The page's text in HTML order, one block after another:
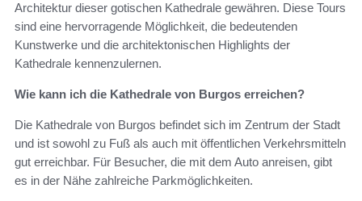
Architektur dieser gotischen Kathedrale gewähren. Diese Tours
sind eine hervorragende Möglichkeit, die bedeutenden
Kunstwerke und die architektonischen Highlights der
Kathedrale kennenzulernen.
Wie kann ich die Kathedrale von Burgos erreichen?
Die Kathedrale von Burgos befindet sich im Zentrum der Stadt
und ist sowohl zu Fuß als auch mit öffentlichen Verkehrsmitteln
gut erreichbar. Für Besucher, die mit dem Auto anreisen, gibt
es in der Nähe zahlreiche Parkmöglichkeiten.